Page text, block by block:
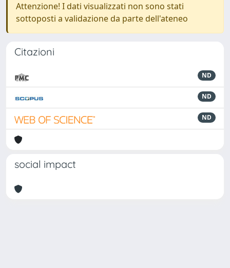
Attenzione! I dati visualizzati non sono stati
sottoposti a validazione da parte dell'ateneo
Citazioni
ND
ND
ND
social impact